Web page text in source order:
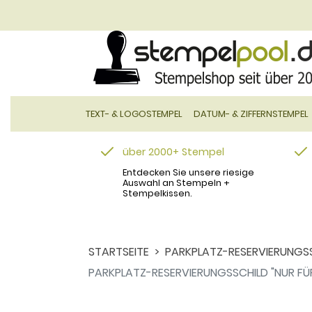
TEXT- & LOGOSTEMPEL DATUM- & ZIFFERNSTEMPEL
über 2000+ Stempel
Entdecken Sie unsere riesige
Auswahl an Stempeln +
Stempelkissen.
STARTSEITE
PARKPLATZ-
PARKPLATZ-RESERVIERUNGSSCHILD "NUR